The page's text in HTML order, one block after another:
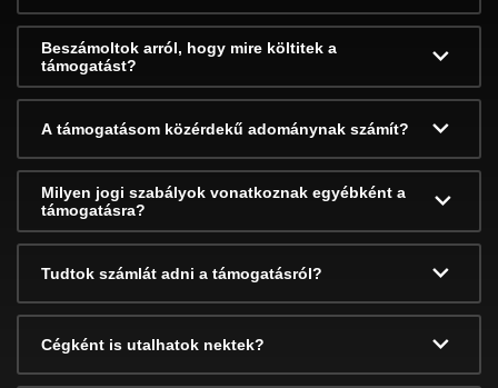
Beszámoltok arról, hogy mire költitek a
támogatást?
A támogatásom közérdekű adománynak számít?
Milyen jogi szabályok vonatkoznak egyébként a
támogatásra?
Tudtok számlát adni a támogatásról?
Cégként is utalhatok nektek?